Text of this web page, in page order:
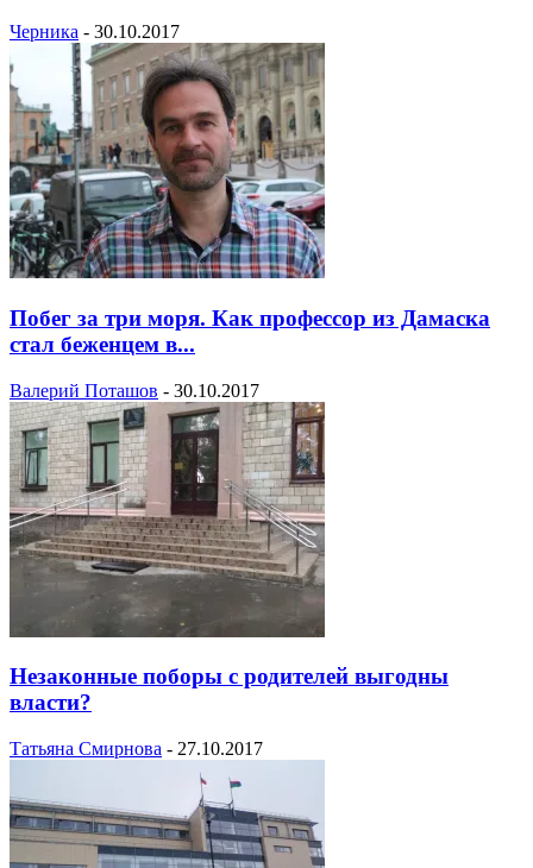
Черника - 30.10.2017
Побег за три моря. Как профессор из Дамаска
стал беженцем в...
Валерий Поташов - 30.10.2017
Незаконные поборы с родителей выгодны
власти?
Татьяна Смирнова - 27.10.2017